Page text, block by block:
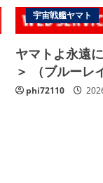
宇宙戦艦ヤマト
ヤマトよ永遠
＞ （ブルーレ
phi72110